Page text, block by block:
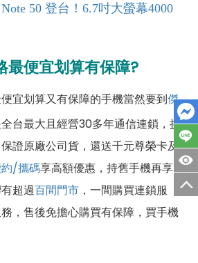
Note 50 登台！6.7吋大螢幕4000
最便宜划算有保障?
宜划算又有保障的手機當然要到傑
全台最大且經營30多年通信連鎖，挑
證原廠公司貨，還送千元尊榮卡及
/攜碼享高額優惠，持舊手機再享高
超過百間門市 ，一間購買連鎖服
，售後免擔心購買有保障，買手機